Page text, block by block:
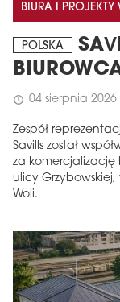
BIURA I PROJEKTY
POLSKA
schedule 04 sierpnia 2026
Zespół
Savills został
za komercjalizację
ulicy
Woli.